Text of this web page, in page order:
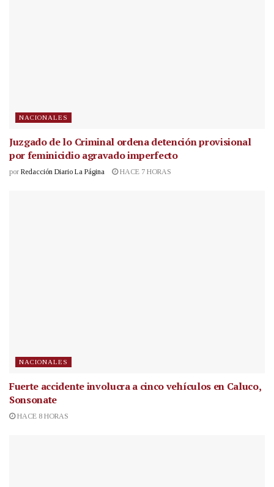
NACIONALES
Juzgado de lo Criminal ordena detención provisional
por feminicidio agravado imperfecto
por Redacción Diario La Página HACE 7 HORAS
NACIONALES
Fuerte accidente involucra a cinco vehículos en Caluco,
Sonsonate
HACE 8 HORAS